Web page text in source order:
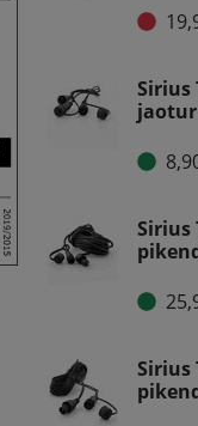
Sirius
jaotur
Sirius
Sirius